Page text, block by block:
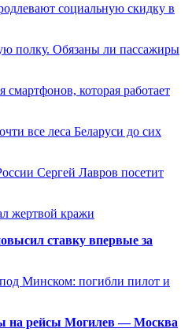
социальную скидку в
полку. Обязаны ли пассажиры
смартфонов, которая работает
все леса Беларуси до сих
Сергей Лавров посетит
жертвой кражи
ставку впервые за
Минском: погибли пилот и
на рейсы Могилев — Москва